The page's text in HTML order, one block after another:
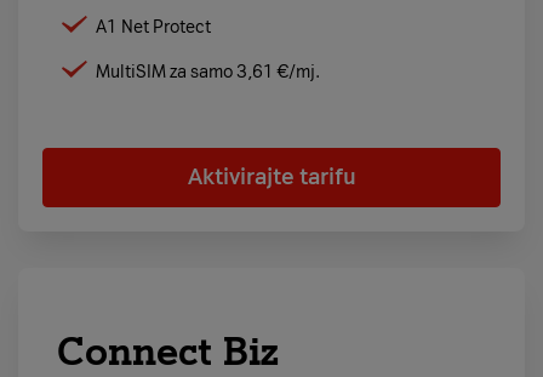
A1 Net Protect
MultiSIM za samo 3,61 €/mj.
Aktivirajte tarifu
Connect Biz